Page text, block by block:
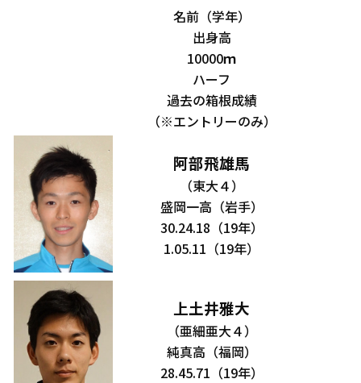
名前（学年）
出身高
10000ｍ
ハーフ
過去の箱根成績
（※エントリーのみ）
阿部飛雄馬
（東大４）
盛岡一高（岩手）
30.24.18（19年）
1.05.11（19年）
上土井雅大
（亜細亜大４）
純真高（福岡）
28.45.71（19年）